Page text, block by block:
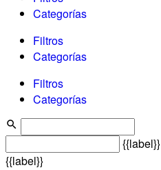
Categorías
Filtros
Categorías
Filtros
Categorías
{{label}}
{{label}}